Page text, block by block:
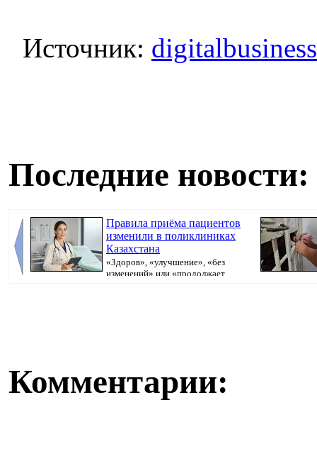
Источник:
Последние новости:
Правила приёма пациентов
изменили в поликлиниках
Казахстана
«Здоров», «улучшение», «без
изменений» или «продолжает
Комментарии: